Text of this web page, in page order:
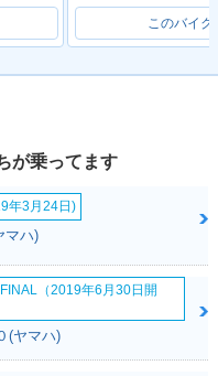
このバイク
が乗ってます
年3月24日)
マハ)
（2019年6月30日開
(ヤマハ)